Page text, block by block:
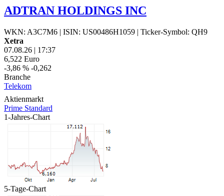
ADTRAN HOLDINGS INC
WKN: A3C7M6 | ISIN: US00486H1059 | Ticker-Symbol: QH9
Xetra
07.08.26 | 17:37
6,522 Euro
-3,86 % -0,262
Branche
Telekom
Aktienmarkt
Prime Standard
1-Jahres-Chart
5-Tage-Chart